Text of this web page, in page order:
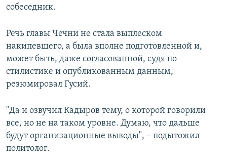
собеседник.
Речь главы Чечни не стала выплеском
накипевшего, а была вполне подготовленной и,
может быть, даже согласованной, судя по
стилистике и опубликованным данным,
резюмировал Гусий.
"Да и озвучил Кадыров тему, о которой говорили
все, но не на таком уровне. Думаю, что дальше
будут организационные выводы", – подытожил
политолог.